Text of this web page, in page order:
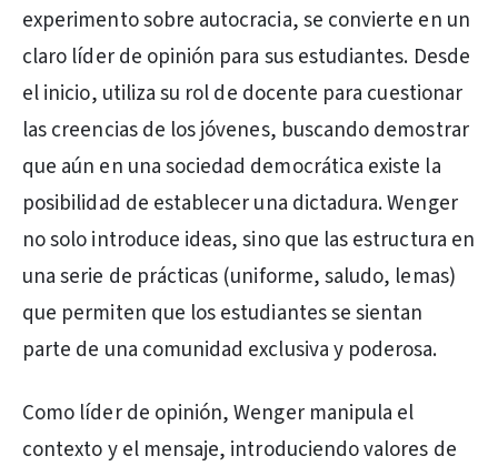
experimento sobre autocracia, se convierte en un
claro líder de opinión para sus estudiantes. Desde
el inicio, utiliza su rol de docente para cuestionar
las creencias de los jóvenes, buscando demostrar
que aún en una sociedad democrática existe la
posibilidad de establecer una dictadura. Wenger
no solo introduce ideas, sino que las estructura en
una serie de prácticas (uniforme, saludo, lemas)
que permiten que los estudiantes se sientan
parte de una comunidad exclusiva y poderosa.
Como líder de opinión, Wenger manipula el
contexto y el mensaje, introduciendo valores de